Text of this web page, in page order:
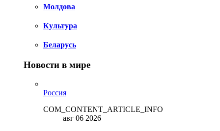
Молдова
Культура
Беларусь
Новости в мире
Россия
COM_CONTENT_ARTICLE_INFO
авг 06 2026